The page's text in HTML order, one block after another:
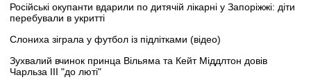
Російські окупанти вдарили по дитячій лікарні у Запоріжжі: діти
перебували в укритті
Слониха зіграла у футбол із підлітками (відео)
Зухвалий вчинок принца Вільяма та Кейт Міддлтон довів
Чарльза III "до люті"